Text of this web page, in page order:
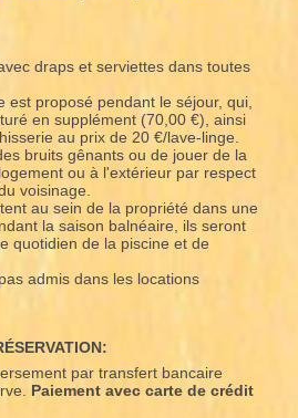
draps et serviettes dans toutes
est proposé pendant le séjour, qui,
en supplément (70,00 €), ainsi
au prix de 20 €/lave-linge.
bruits gênants ou de jouer de la
ou à l'extérieur par respect
voisinage.
au sein de la propriété dans une
la saison balnéaire, ils seront
quotidien de la piscine et de
admis dans les locations
par transfert bancaire
Paiement avec carte de crédit